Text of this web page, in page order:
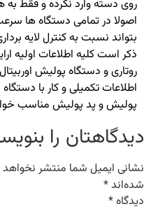
روی دسته وارد نکرده و فقط
اصولا در تمامی دستگاه ها
بتواند نسبت به کنترل لایه
ذکر است کلیه اطلاعات اولیه
روتاری و دستگاه پولیش
اطلاعات تکمیلی و کار با
پولیش و پد پولیش مناسب
دیدگاهتان را
نشانی ایمیل شما منتشر
شده‌اند*
دیدگاه*